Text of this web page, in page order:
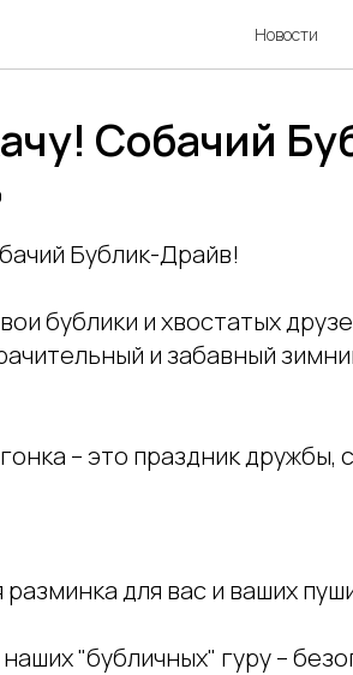
Новости
Собачий
Бублик-Драйв!
бублики и хвостатых
и забавный
– это праздник
для вас и ваших
"бубличных" гуру –